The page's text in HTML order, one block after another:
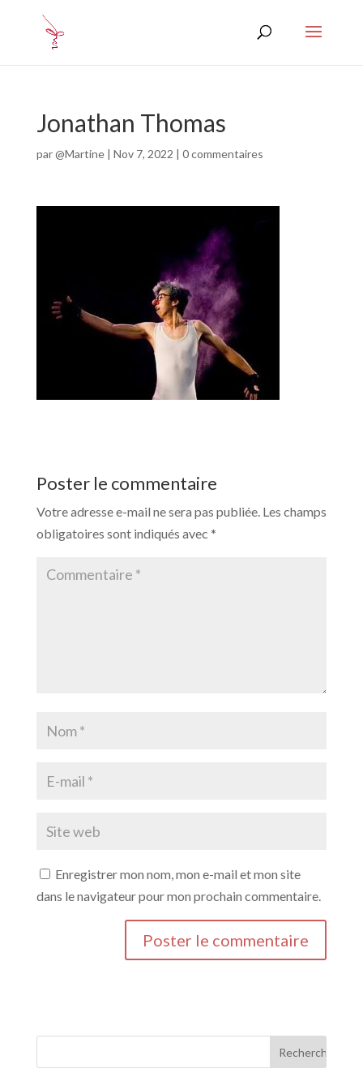
Jonathan Thomas
par@Martine| Nov 7, 2022 | 0 commentaires
Poster le commentaire
Votre adresse e-mail ne sera pas publiée. Les champs
obligatoires sont indiqués avec *
Enregistrer mon nom, mon e-mail et mon site
dans le navigateur pour mon prochain commentaire.